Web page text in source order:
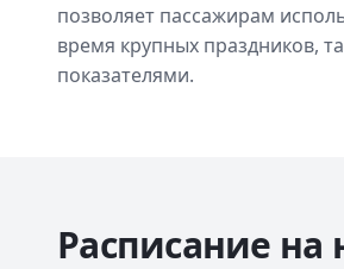
позволяет пассажирам
время крупных праздников,
показателями.
Расписание на